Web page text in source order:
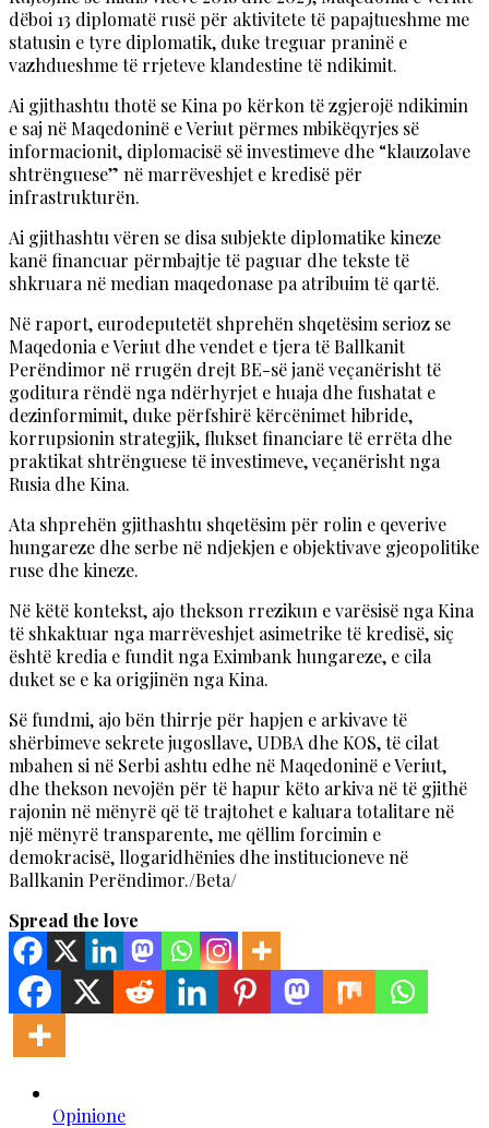
dëboi 13 diplomatë rusë për aktivitete të papajtueshme me
statusin e tyre diplomatik, duke treguar praninë e
vazhdueshme të rrjeteve klandestine të ndikimit.
Ai gjithashtu thotë se Kina po kërkon të zgjerojë ndikimin
e saj në Maqedoninë e Veriut përmes mbikëqyrjes së
informacionit, diplomacisë së investimeve dhe “klauzolave
shtrënguese” në marrëveshjet e kredisë për
infrastrukturën.
Ai gjithashtu vëren se disa subjekte diplomatike kineze
kanë financuar përmbajtje të paguar dhe tekste të
shkruara në median maqedonase pa atribuim të qartë.
Në raport, eurodeputetët shprehën shqetësim serioz se
Maqedonia e Veriut dhe vendet e tjera të Ballkanit
Perëndimor në rrugën drejt BE-së janë veçanërisht të
goditura rëndë nga ndërhyrjet e huaja dhe fushatat e
dezinformimit, duke përfshirë kërcënimet hibride,
korrupsionin strategjik, flukset financiare të errëta dhe
praktikat shtrënguese të investimeve, veçanërisht nga
Rusia dhe Kina.
Ata shprehën gjithashtu shqetësim për rolin e qeverive
hungareze dhe serbe në ndjekjen e objektivave gjeopolitike
ruse dhe kineze.
Në këtë kontekst, ajo thekson rrezikun e varësisë nga Kina
të shkaktuar nga marrëveshjet asimetrike të kredisë, siç
është kredia e fundit nga Eximbank hungareze, e cila
duket se e ka origjinën nga Kina.
Së fundmi, ajo bën thirrje për hapjen e arkivave të
shërbimeve sekrete jugosllave, UDBA dhe KOS, të cilat
mbahen si në Serbi ashtu edhe në Maqedoninë e Veriut,
dhe thekson nevojën për të hapur këto arkiva në të gjithë
rajonin në mënyrë që të trajtohet e kaluara totalitare në
një mënyrë transparente, me qëllim forcimin e
demokracisë, llogaridhënies dhe institucioneve në
Ballkanin Perëndimor./Beta/
Spread the love
Opinione